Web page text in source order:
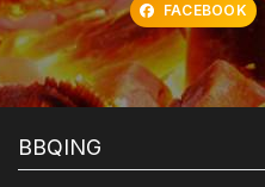
FACEBOOK
BBQING